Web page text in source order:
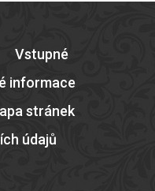
Vstupné
informace
stránek
údajů